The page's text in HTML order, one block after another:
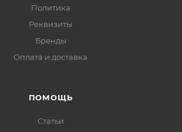
Политика
Реквизиты
Бренды
Оплата и доставка
ПОМОЩЬ
Статьи